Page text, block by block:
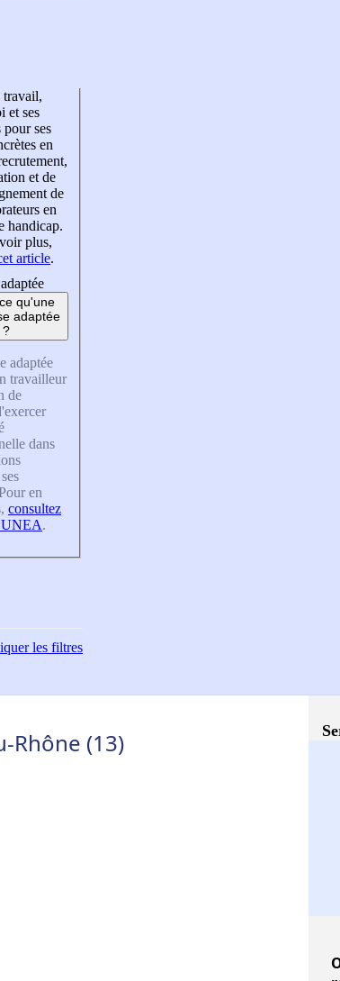
travail,
et ses
pour ses
en
et de
de
en
handicap.
plus,
article.
qu'une
adaptée
?
adaptée
travailleur
de
dans
en
consultez
.
les filtres
Rhône (13)